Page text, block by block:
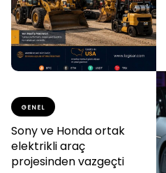
GENEL
Sony ve Honda ortak
elektrikli araç
projesinden vazgeçti